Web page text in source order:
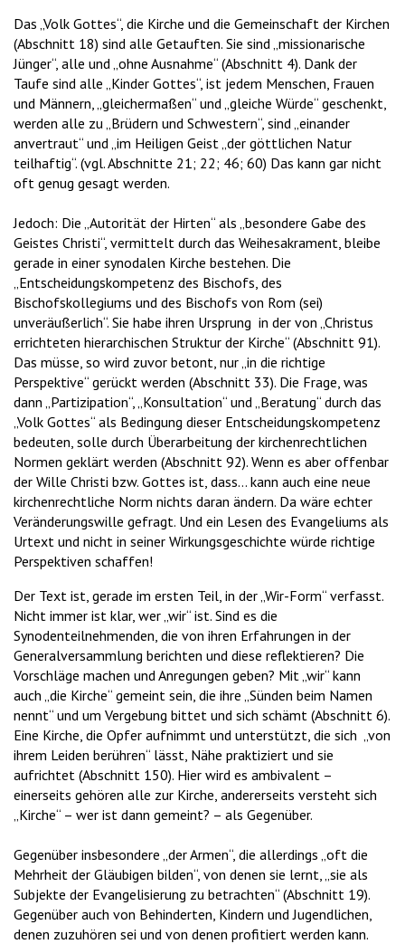
Das „Volk Gottes“, die Kirche und die Gemeinschaft der Kirchen
(Abschnitt 18) sind alle Getauften. Sie sind „missionarische
Jünger“, alle und „ohne Ausnahme“ (Abschnitt 4). Dank der
Taufe sind alle „Kinder Gottes“, ist jedem Menschen, Frauen
und Männern, „gleichermaßen“ und „gleiche Würde“ geschenkt,
werden alle zu „Brüdern und Schwestern“, sind „einander
anvertraut“ und „im Heiligen Geist „der göttlichen Natur
teilhaftig“. (vgl. Abschnitte 21; 22; 46; 60) Das kann gar nicht
oft genug gesagt werden.
Jedoch: Die „Autorität der Hirten“ als „besondere Gabe des
Geistes Christi“, vermittelt durch das Weihesakrament, bleibe
gerade in einer synodalen Kirche bestehen. Die
„Entscheidungskompetenz des Bischofs, des
Bischofskollegiums und des Bischofs von Rom (sei)
unveräußerlich“. Sie habe ihren Ursprung in der von „Christus
errichteten hierarchischen Struktur der Kirche“ (Abschnitt 91).
Das müsse, so wird zuvor betont, nur „in die richtige
Perspektive“ gerückt werden (Abschnitt 33). Die Frage, was
dann „Partizipation“, „Konsultation“ und „Beratung“ durch das
„Volk Gottes“ als Bedingung dieser Entscheidungskompetenz
bedeuten, solle durch Überarbeitung der kirchenrechtlichen
Normen geklärt werden (Abschnitt 92). Wenn es aber offenbar
der Wille Christi bzw. Gottes ist, dass… kann auch eine neue
kirchenrechtliche Norm nichts daran ändern. Da wäre echter
Veränderungswille gefragt. Und ein Lesen des Evangeliums als
Urtext und nicht in seiner Wirkungsgeschichte würde richtige
Perspektiven schaffen!
Der Text ist, gerade im ersten Teil, in der „Wir-Form“ verfasst.
Nicht immer ist klar, wer „wir“ ist. Sind es die
Synodenteilnehmenden, die von ihren Erfahrungen in der
Generalversammlung berichten und diese reflektieren? Die
Vorschläge machen und Anregungen geben? Mit „wir“ kann
auch „die Kirche“ gemeint sein, die ihre „Sünden beim Namen
nennt“ und um Vergebung bittet und sich schämt (Abschnitt 6).
Eine Kirche, die Opfer aufnimmt und unterstützt, die sich „von
ihrem Leiden berühren“ lässt, Nähe praktiziert und sie
aufrichtet (Abschnitt 150). Hier wird es ambivalent –
einerseits gehören alle zur Kirche, andererseits versteht sich
„Kirche“ – wer ist dann gemeint? – als Gegenüber.
Gegenüber insbesondere „der Armen“, die allerdings „oft die
Mehrheit der Gläubigen bilden“, von denen sie lernt, „sie als
Subjekte der Evangelisierung zu betrachten“ (Abschnitt 19).
Gegenüber auch von Behinderten, Kindern und Jugendlichen,
denen zuzuhören sei und von denen profitiert werden kann.